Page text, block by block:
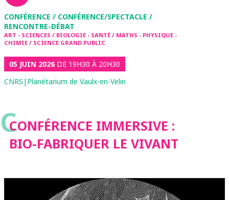
CONFÉRENCE / CONFÉRENCE/SPECTACLE /
RENCONTRE-DÉBAT
ART - SCIENCES / BIOLOGIE - SANTÉ / MATHS - PHYSIQUE -
CHIMIE / SCIENCE GRAND PUBLIC
05 JUIN 2026DE 19H30 À 20H30
CNRS|Planétarium de Vaulx-en-Velin
CCONFÉRENCE IMMERSIVE :
BIO-FABRIQUER LE VIVANT